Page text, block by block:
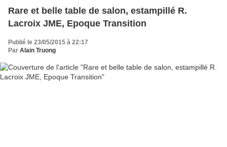
Rare et belle table de salon, estampillé R.
Lacroix JME, Epoque Transition
Publié le 23/05/2015 à 22:17
Par Alain Truong